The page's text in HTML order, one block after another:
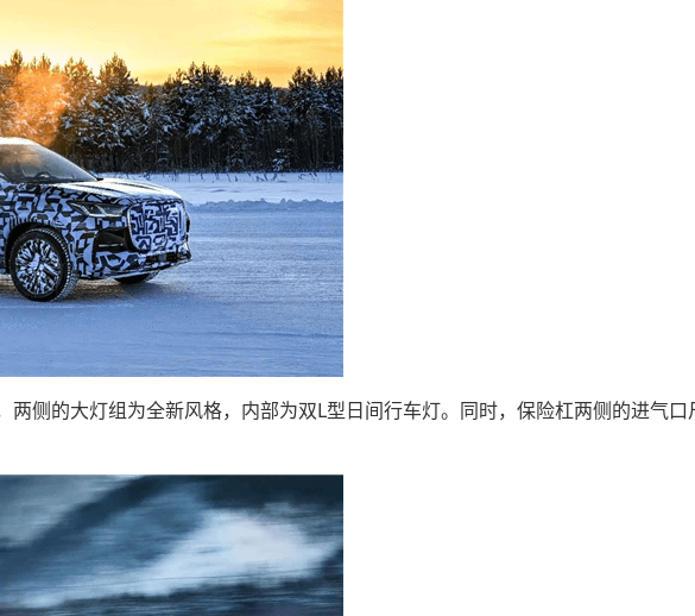
两侧的大灯组为全新风格，内部为双L型日间行车灯。同时，保险杠两侧的进气口